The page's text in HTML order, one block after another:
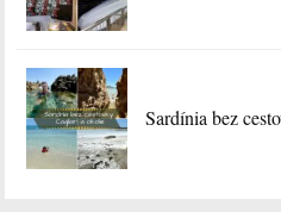
Sardínia bez